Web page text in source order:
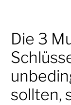
Die 3
sollten,